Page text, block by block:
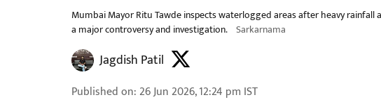
Mumbai Mayor Ritu Tawde inspects waterlogged areas after heavy
a major controversy and investigation. Sarkarnama
Jagdish Patil
Published on: 26 Jun 2026, 12:24 pm IST